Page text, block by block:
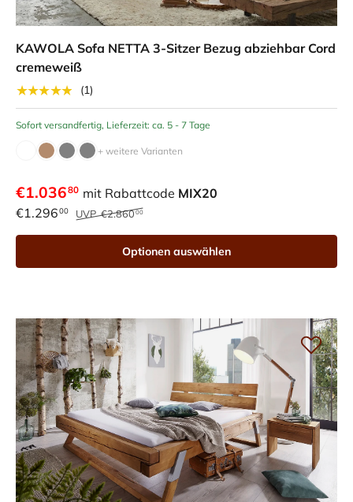
KAWOLA Sofa NETTA 3-Sitzer Bezug abziehbar Cord
cremeweiß
★★★★★
(1)
Sofort versandfertig, Lieferzeit: ca. 5 - 7 Tage
+ weitere Varianten
€1.03680 mit Rabattcode MIX20
€1.29600 UVP€2.86000
Optionen auswählen